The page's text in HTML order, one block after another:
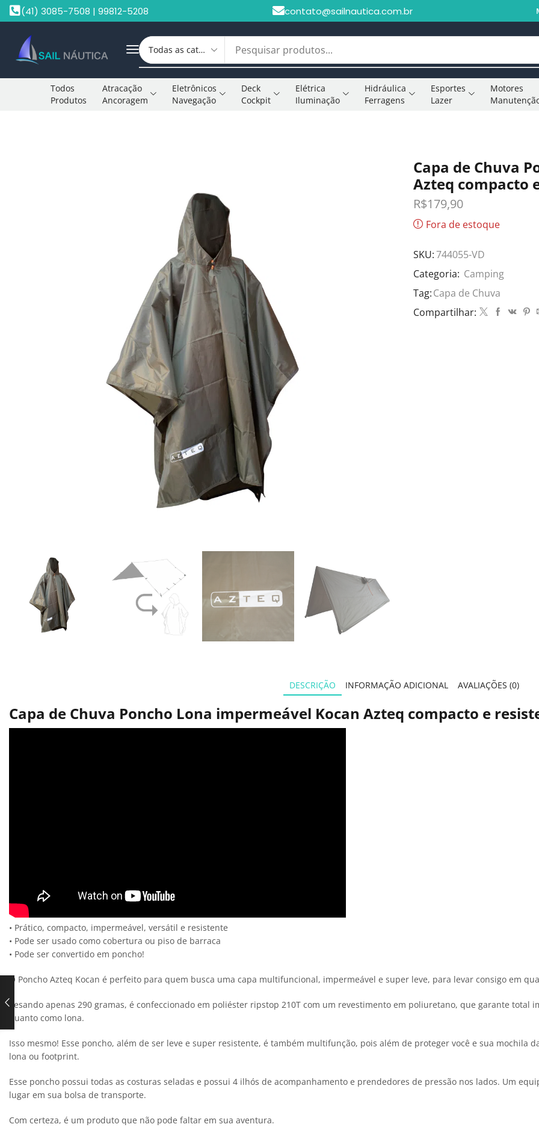
(41) 3085-7508 | 99812-5208 contato@sailnautica.com.br
Todos
Produtos
Atracação
Ancoragem
Eletrônicos
Navegação
Deck
Cockpit
Elétrica
Iluminação
Hidráulica
Ferragens
Esportes
Lazer
Motores
Capa de Chuva
Azteq compacto
R$179,90
Fora de estoque
SKU:744055-VD
Categoria: Camping
Tag:Capa de Chuva
Compartilhar:
DESCRIÇÃO INFORMAÇÃO ADICIONAL AVALIAÇÕES (0)
Capa de Chuva Poncho Lona impermeável Kocan Azteq compacto e
• Prático, compacto, impermeável, versátil e resistente
• Pode ser usado como cobertura ou piso de barraca
• Pode ser convertido em poncho!
O Poncho Azteq Kocan é perfeito para quem busca uma capa multifuncional, impermeável e super leve, para levar consigo em
Pesando apenas 290 gramas, é confeccionado em poliéster ripstop 210T com um revestimento em poliuretano, que garante
quanto como lona.
Isso mesmo! Esse poncho, além de ser leve e super resistente, é também multifunção, pois além de proteger você e sua mochila
lona ou footprint.
Esse poncho possui todas as costuras seladas e possui 4 ilhós de acompanhamento e prendedores de pressão nos lados. Um
lugar em sua bolsa de transporte.
Com certeza, é um produto que não pode faltar em sua aventura.